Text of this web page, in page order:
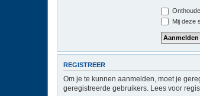
Mij deze
REGISTREER
Om je te kunnen aanmelden, moet je
geregistreerde gebruikers. Lees voor